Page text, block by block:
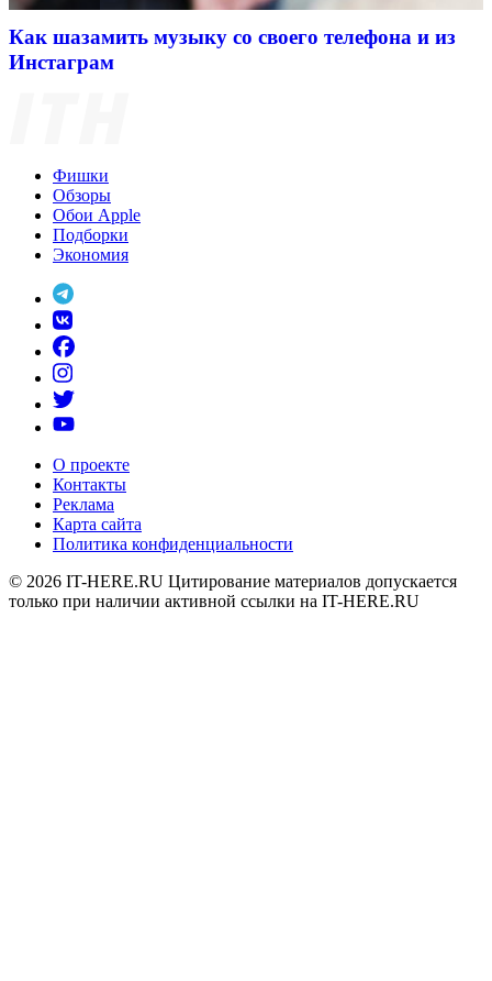
Как шазамить музыку со своего телефона и из
Инстаграм
Фишки
Обзоры
Обои Apple
Подборки
Экономия
О проекте
Контакты
Реклама
Карта сайта
Политика конфиденциальности
© 2026 IT-HERE.RU Цитирование материалов допускается
только при наличии активной ссылки на IT-HERE.RU